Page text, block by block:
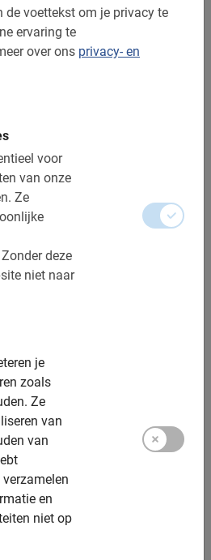
de voettekst om je privacy te
ervaring te
over ons privacy- en
voor
van onze
Ze
Zonder deze
niet naar
je
zoals
Ze
van
van
en
niet op
is gratis tot 24 uur
fietsers
naargelang het seizoen
€20,- toeslag
24 inch, vooraf boeken.